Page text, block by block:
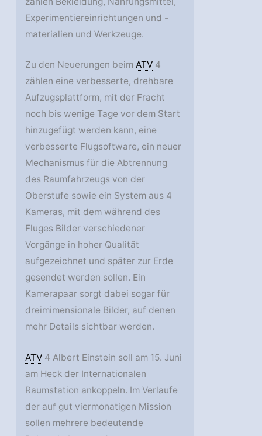
Experimentiereinrichtungen und -
materialien und Werkzeuge.
Zu den Neuerungen beimATV 4
zählen eine verbesserte, drehbare
Aufzugsplattform, mit der Fracht
noch bis wenige Tage vor dem Start
hinzugefügt werden kann, eine
verbesserte Flugsoftware, ein neuer
Mechanismus für die Abtrennung
des Raumfahrzeugs von der
Oberstufe sowie ein System aus 4
Kameras, mit dem während des
Fluges Bilder verschiedener
Vorgänge in hoher Qualität
aufgezeichnet und später zur Erde
gesendet werden sollen. Ein
Kamerapaar sorgt dabei sogar für
dreimimensionale Bilder, auf denen
mehr Details sichtbar werden.
ATV 4 Albert Einstein soll am 15. Juni
am Heck der Internationalen
Raumstation ankoppeln. Im Verlaufe
der auf gut viermonatigen Mission
sollen mehrere bedeutende